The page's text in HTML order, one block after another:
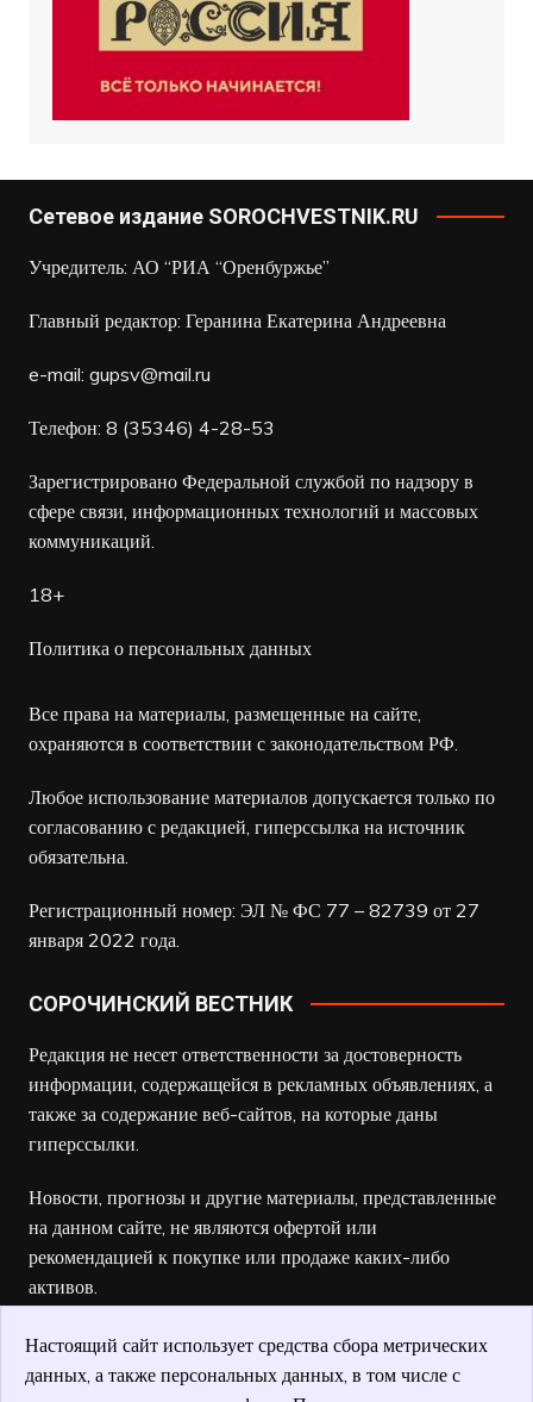
Сетевое издание SOROCHVESTNIK.RU
Учредитель: АО “РИА “Оренбуржье”
Главный редактор: Геранина Екатерина Андреевна
e-mail: gupsv@mail.ru
Телефон: 8 (35346) 4-28-53
Зарегистрировано Федеральной службой по надзору в
сфере связи, информационных технологий и массовых
коммуникаций.
18+
Политика о персональных данных
Все права на материалы, размещенные на сайте,
охраняются в соответствии с законодательством РФ.
Любое использование материалов допускается только по
согласованию с редакцией, гиперссылка на источник
обязательна.
Регистрационный номер: ЭЛ № ФС 77 – 82739 от 27
января 2022 года.
СОРОЧИНСКИЙ ВЕСТНИК
Редакция не несет ответственности за достоверность
информации, содержащейся в рекламных объявлениях, а
также за содержание веб-сайтов, на которые даны
гиперссылки.
Новости, прогнозы и другие материалы, представленные
на данном сайте, не являются офертой или
рекомендацией к покупке или продаже каких-либо
активов.
Настоящий сайт использует средства сбора метрических
данных, а также персональных данных, в том числе с